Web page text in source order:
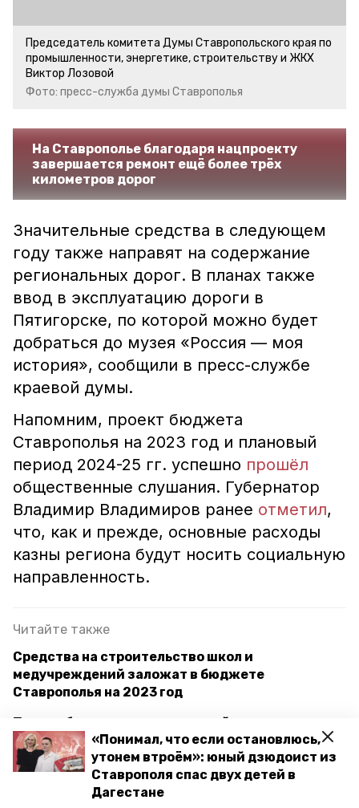
«Понимал, что если остановлюсь,
утонем втроём»: юный дзюдоист из
Ставрополя спас двух детей в
Дагестане
Председатель комитета Думы Ставропольского края по
промышленности, энергетике, строительству и ЖКХ
Виктор Лозовой
Фото: пресс-служба думы Ставрополья
На Ставрополье благодаря нацпроекту
завершается ремонт ещё более трёх
километров дорог
Значительные средства в следующем
году также направят на содержание
региональных дорог. В планах также
ввод в эксплуатацию дороги в
Пятигорске, по которой можно будет
добраться до музея «Россия — моя
история», сообщили в пресс-службе
краевой думы.
Напомним, проект бюджета
Ставрополья на 2023 год и плановый
период 2024-25 гг. успешно прошёл
общественные слушания. Губернатор
Владимир Владимиров ранее отметил,
что, как и прежде, основные расходы
казны региона будут носить социальную
направленность.
Читайте также
Средства на строительство школ и
медучреждений заложат в бюджете
Ставрополья на 2023 год
Проект бюджета на следующий год начали
готовить на Ставрополье
ремонт дорог дума ск